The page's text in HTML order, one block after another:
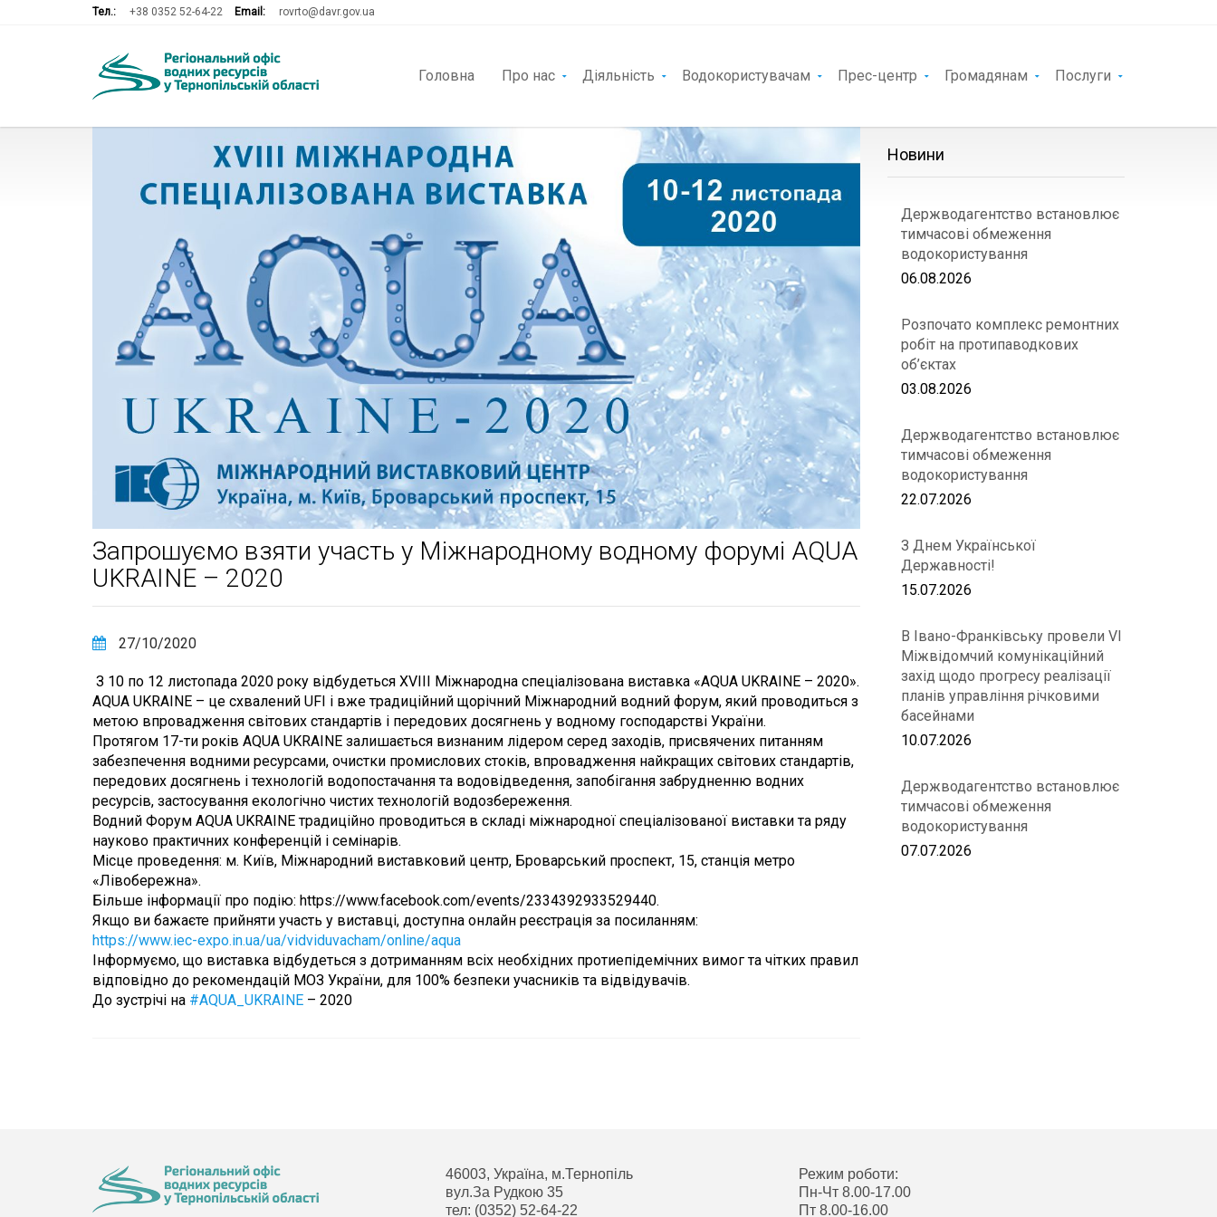
Тел.: +38 0352 52-64-22 Email: rovrto@davr.gov.ua
Головна Про нас Діяльність Водокористувачам Прес-центр Громадянам Послуги
Запрошуємо взяти участь у Міжнародному водному форумі AQUA
UKRAINE – 2020
27/10/2020
З 10 по 12 листопада 2020 року відбудеться XVIIІ Міжнародна спеціалізована виставка «AQUA UKRAINE – 2020».
AQUA UKRAINE – це схвалений UFI і вже традиційний щорічний Міжнародний водний форум, який проводиться з
метою впровадження світових стандартів і передових досягнень у водному господарстві України.
Протягом 17-ти років AQUA UKRAINE залишається визнаним лідером серед заходів, присвячених питанням
забезпечення водними ресурсами, очистки промислових стоків, впровадження найкращих світових стандартів,
передових досягнень і технологій водопостачання та водовідведення, запобігання забрудненню водних
ресурсів, застосування екологічно чистих технологій водозбереження.
Водний Форум AQUA UKRAINE традиційно проводиться в складі міжнародної спеціалізованої виставки та ряду
науково практичних конференцій і семінарів.
Місце проведення: м. Київ, Міжнародний виставковий центр, Броварський проспект, 15, станція метро
«Лівобережна».
Більше інформації про подію: https://www.facebook.com/events/2334392933529440.
Якщо ви бажаєте прийняти участь у виставці, доступна онлайн реєстрація за посиланням:
https://www.iec-expo.in.ua/ua/vidviduvacham/online/aqua
Інформуємо, що виставка відбудеться з дотриманням всіх необхідних протиепідемічних вимог та чітких правил
відповідно до рекомендацій МОЗ України, для 100% безпеки учасників та відвідувачів.
До зустрічі на #AQUA_UKRAINE – 2020
Новини
Держводагентство встановлює
тимчасові обмеження
водокористування
06.08.2026
Розпочато комплекс ремонтних
робіт на протипаводкових
об’єктах
03.08.2026
Держводагентство встановлює
тимчасові обмеження
водокористування
22.07.2026
З Днем Української
Державності!
15.07.2026
В Івано-Франківську провели VІ
Міжвідомчий комунікаційний
захід щодо прогресу реалізації
планів управління річковими
басейнами
10.07.2026
Держводагентство встановлює
тимчасові обмеження
водокористування
07.07.2026
46003, Україна, м.Тернопіль
вул.За Рудкою 35
тел: (0352) 52-64-22
Режим роботи:
Пн-Чт 8.00-17.00
Пт 8.00-16.00